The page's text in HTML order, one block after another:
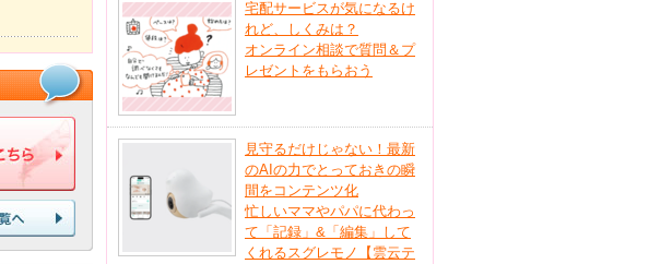
宅配サービスが気になるけ
れど、しくみは？
オンライン相談で質問＆プ
レゼントをもらおう
見守るだけじゃない！最新
のAIの力でとっておきの瞬
間をコンテンツ化
忙しいママやパパに代わっ
て「記録」&「編集」して
くれるスグレモノ【雲云テ